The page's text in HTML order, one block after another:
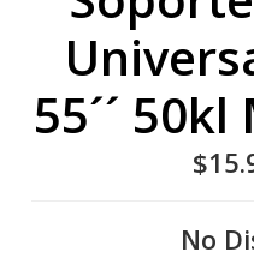
55´´
No